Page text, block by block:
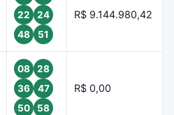
22
24
48
51
R$ 9.144.980,42
08
28
36
47
50
58
R$ 0,00